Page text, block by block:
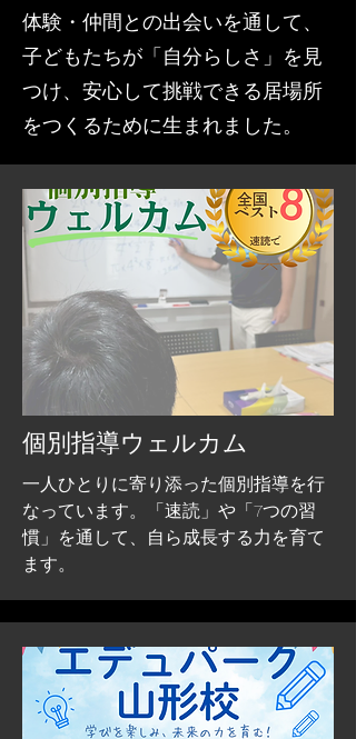
体験・仲間との出会いを通して、
子どもたちが「自分らしさ」を見
つけ、安心して挑戦できる居場所
をつくるために生まれました。
​個別指導ウェルカム
一人ひとりに寄り添った個別指導を行
なっています。「速読」や「7つの習
慣」を通して ​、自ら成長する力を育て
ます。